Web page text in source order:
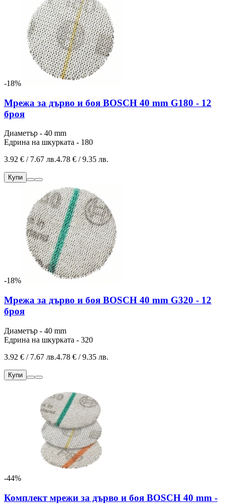
-18%
Мрежа за дърво и боя BOSCH 40 mm G180 - 12
броя
Диаметър - 40 mm
Едрина на шкурката - 180
3.92 € / 7.67 лв.4.78 € / 9.35 лв.
Купи
-18%
Мрежа за дърво и боя BOSCH 40 mm G320 - 12
броя
Диаметър - 40 mm
Едрина на шкурката - 320
3.92 € / 7.67 лв.4.78 € / 9.35 лв.
Купи
-44%
Комплект мрежи за дърво и боя BOSCH 40 mm -